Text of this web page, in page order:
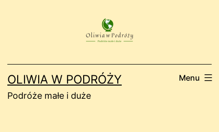
OLIWIA W PODRÓŻY
Podróże małe i duże
Menu